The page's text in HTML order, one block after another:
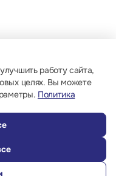
работу сайта,
целях. Вы можете
Политика